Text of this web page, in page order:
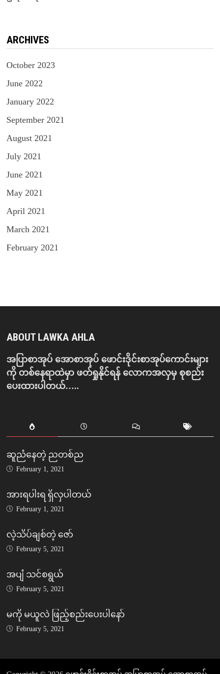
ARCHIVES
October 2023
June 2022
January 2022
September 2021
August 2021
July 2021
June 2021
May 2021
April 2021
March 2021
February 2021
ABOUT LAWKA AHLA
အပြာစာအုပ် အောစာအုပ် ဖောင်းဒိုင်းစာအုပ်ကောင်းများ
ကို တစ်နေရာထဲမှာ ဖတ်ရှုနိုင်ရန် လောကအလှမှ စုစည်း
ပေးထားပါတယ်…..
ဆူညံနေတဲ့ ညတစ်ည
February 1, 2021
အားရပါးရ ရှိလှပါတယ်
February 1, 2021
လဲ့သိပ်ချစ်တဲ့ ဇော်
February 5, 2021
အပျံ သင်စရွယ်
February 5, 2021
မကို မယူလဲ ဖြည့်စည်းပေးပါနော်
February 5, 2021